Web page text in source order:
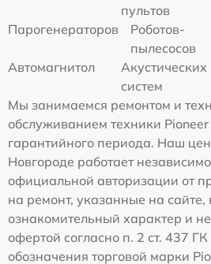
пультов
Парогенераторов
Роботов-
пылесосов
Автомагнитол
Акустических
систем
Мы занимаемся ремонтом и
обслуживанием техники
гарантийного периода. Наш
Новгороде работает
официальной авторизации от
на ремонт, указанные на сайте,
ознакомительный характер и
офертой согласно п. 2 ст. 437
обозначения торговой марки